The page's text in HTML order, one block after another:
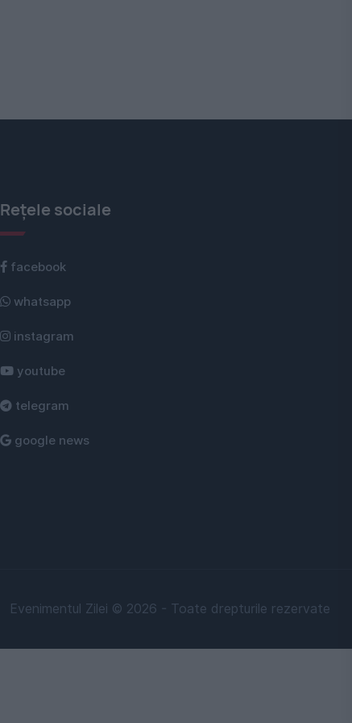
Rețele sociale
facebook
whatsapp
instagram
youtube
telegram
google news
Evenimentul Zilei © 2026 - Toate drepturile rezervate